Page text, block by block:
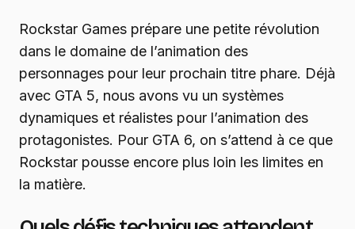
Rockstar Games prépare une petite révolution
dans le domaine de l’animation des
personnages pour leur prochain titre phare. Déjà
avec GTA 5, nous avons vu un systèmes
dynamiques et réalistes pour l’animation des
protagonistes. Pour GTA 6, on s’attend à ce que
Rockstar pousse encore plus loin les limites en
la matière.